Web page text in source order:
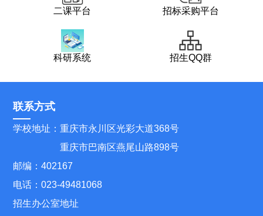
二课平台 招标采购平台
科研系统 招生QQ群
联系方式
学校地址：重庆市永川区光彩大道368号
重庆市巴南区燕尾山路898号
邮编：402167
电话：023-49481068
招生办公室地址